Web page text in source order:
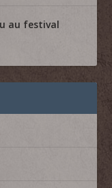
au festival